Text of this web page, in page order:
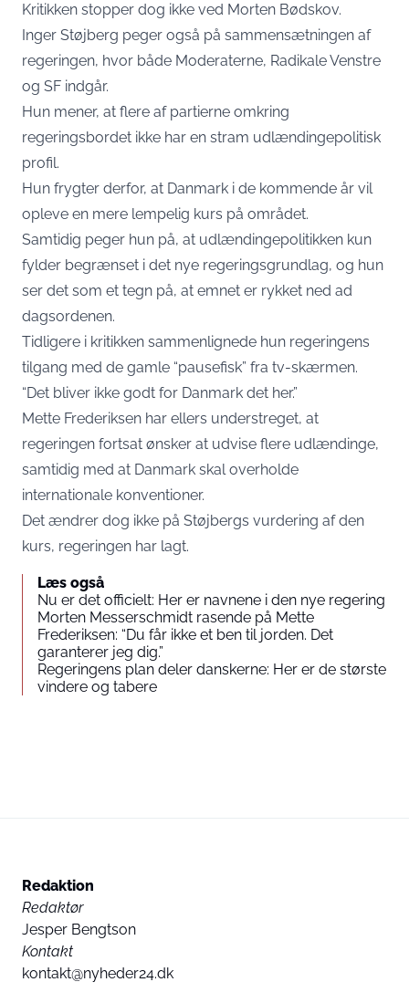
Kritikken stopper dog ikke ved Morten Bødskov.
Inger Støjberg peger også på sammensætningen af
regeringen, hvor både Moderaterne, Radikale Venstre
og SF indgår.
Hun mener, at flere af partierne omkring
regeringsbordet ikke har en stram udlændingepolitisk
profil.
Hun frygter derfor, at Danmark i de kommende år vil
opleve en mere lempelig kurs på området.
Samtidig peger hun på, at udlændingepolitikken kun
fylder begrænset i det nye regeringsgrundlag, og hun
ser det som et tegn på, at emnet er rykket ned ad
dagsordenen.
Tidligere i kritikken sammenlignede hun regeringens
tilgang med de gamle “pausefisk” fra tv-skærmen.
“Det bliver ikke godt for Danmark det her.”
Mette Frederiksen har ellers understreget, at
regeringen fortsat ønsker at udvise flere udlændinge,
samtidig med at Danmark skal overholde
internationale konventioner.
Det ændrer dog ikke på Støjbergs vurdering af den
kurs, regeringen har lagt.
Læs også
Nu er det officielt: Her er navnene i den nye regering
Morten Messerschmidt rasende på Mette
Frederiksen: “Du får ikke et ben til jorden. Det
garanterer jeg dig.”
Regeringens plan deler danskerne: Her er de største
vindere og tabere
Redaktion
Redaktør
Jesper Bengtson
Kontakt
kontakt@nyheder24.dk